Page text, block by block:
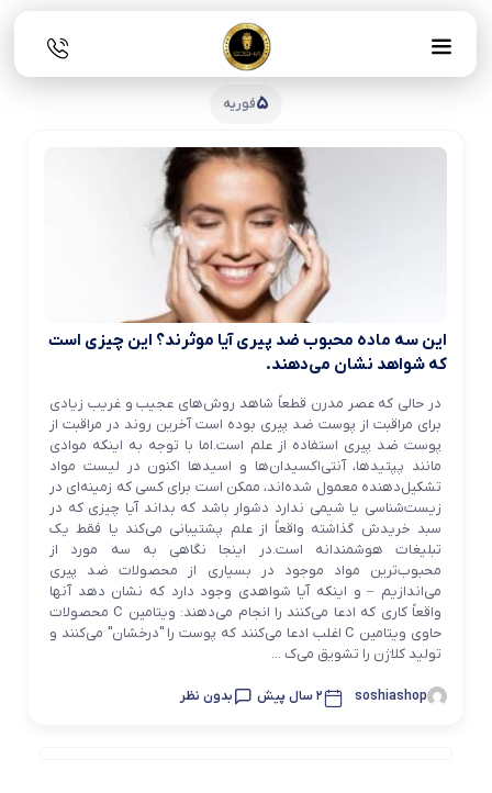
5فوریه
این سه ماده محبوب ضد پیری آیا موثرند؟ این چیزی است
که شواهد نشان می‌دهند.
در حالی که عصر مدرن قطعاً شاهد روش‌های عجیب و غریب زیادی
برای مراقبت از پوست ضد پیری بوده است آخرین روند در مراقبت از
پوست ضد پیری استفاده از علم است.اما با توجه به اینکه موادی
مانند پپتیدها، آنتی‌اکسیدان‌ها و اسیدها اکنون در لیست مواد
تشکیل‌دهنده معمول شده‌اند، ممکن است برای کسی که زمینه‌ای در
زیست‌شناسی یا شیمی ندارد دشوار باشد که بداند آیا چیزی که در
سبد خریدش گذاشته واقعاً از علم پشتیبانی می‌کند یا فقط یک
تبلیغات هوشمندانه است.در اینجا نگاهی به سه مورد از
محبوب‌ترین مواد موجود در بسیاری از محصولات ضد پیری
می‌اندازیم – و اینکه آیا شواهدی وجود دارد که نشان دهد آنها
واقعاً کاری که ادعا می‌کنند را انجام می‌دهند: ویتامین C محصولات
حاوی ویتامین C اغلب ادعا می‌کنند که پوست را "درخشان" می‌کنند و
تولید کلاژن را تشویق می‌ک ...
soshiashop 2 سال پیش بدون نظر